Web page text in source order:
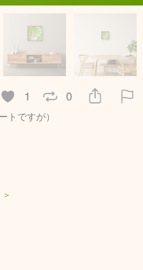
1 0
トですが）